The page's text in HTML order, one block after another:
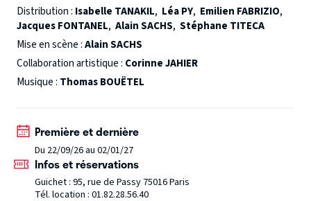
Qu’il s’agisse d’une effroyable menace ou d’une vaste
blague, d’abord et avant tout un hymne au Théâtre.
Entonné avec autant d’humour que d’émotion, autant de
légèreté que de gravité.Alors IA ou pas IA ? Fake ou pas
fake ? Pour avoir la réponse à ce suspens insoutenable,
Un pur chef-d’oeuvre » est véritablement un pur chef-
d’œuvre !
Distribution : Isabelle TANAKIL, Léa PY, Emilien FABRIZIO,
Jacques FONTANEL, Alain SACHS, Stéphane TITECA
Mise en scène :Alain SACHS
Collaboration artistique : Corinne JAHIER
Musique : Thomas BOUËTEL
Première et dernière
Du 22/09/26 au 02/01/27
Infos et réservations
Guichet : 95, rue de Passy 75016 Paris
Tél. location : 01.82.28.56.40